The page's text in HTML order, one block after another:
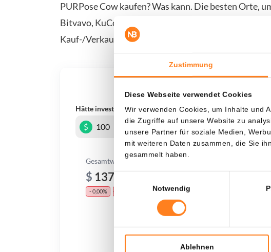
Zustimmung
Diese Webseite verwendet Cookies
Wir verwenden Cookies, um Inhalte und
die Zugriffe auf unsere Website zu
unsere Partner für soziale Medien,
mit weiteren Daten zusammen, die Sie
gesammelt haben.
Einwilligungsauswahl
Notwendig
Ablehnen
PURPose Cow kaufen? Was kann. Die besten Orte,
Bitvavo, KuCoin, Binance und Coinbase. Weitere
Kauf-/Verkaufsseite.
Was, wenn
Hätte investiert In Jede
$
Gesamtwert
$ 137,68
- 0,00% - $ 162,32